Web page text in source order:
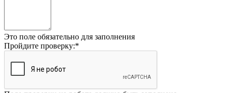
Это поле обязательно для заполнения
Пройдите проверку:*